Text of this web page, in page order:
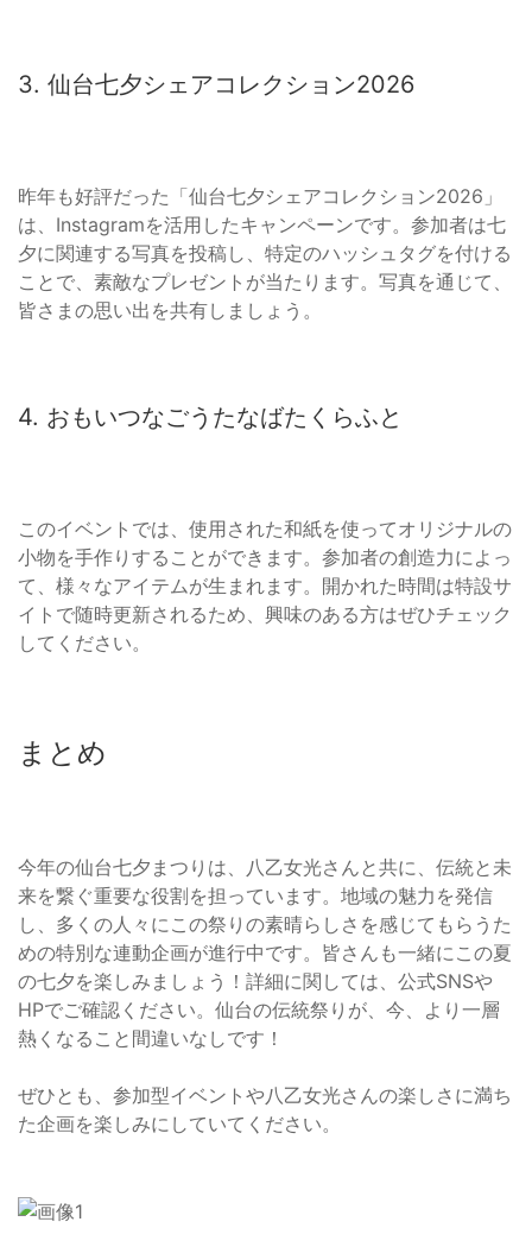
3. 仙台七夕シェアコレクション2026
昨年も好評だった「仙台七夕シェアコレクション2026」
は、Instagramを活用したキャンペーンです。参加者は七
夕に関連する写真を投稿し、特定のハッシュタグを付ける
ことで、素敵なプレゼントが当たります。写真を通じて、
皆さまの思い出を共有しましょう。
4. おもいつなごうたなばたくらふと
このイベントでは、使用された和紙を使ってオリジナルの
小物を手作りすることができます。参加者の創造力によっ
て、様々なアイテムが生まれます。開かれた時間は特設サ
イトで随時更新されるため、興味のある方はぜひチェック
してください。
まとめ
今年の仙台七夕まつりは、八乙女光さんと共に、伝統と未
来を繋ぐ重要な役割を担っています。地域の魅力を発信
し、多くの人々にこの祭りの素晴らしさを感じてもらうた
めの特別な連動企画が進行中です。皆さんも一緒にこの夏
の七夕を楽しみましょう！詳細に関しては、公式SNSや
HPでご確認ください。仙台の伝統祭りが、今、より一層
熱くなること間違いなしです！
ぜひとも、参加型イベントや八乙女光さんの楽しさに満ち
た企画を楽しみにしていてください。